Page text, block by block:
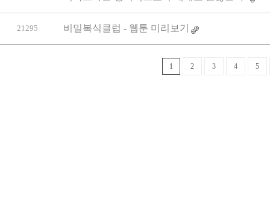
21295 비밀복식클럽 - 웹툰 미리보기
1 2 3 4 5